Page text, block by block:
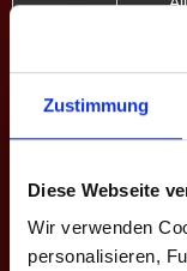
Zustimmung
Diese Webseite
Wir verwenden
personalisieren,
5
4